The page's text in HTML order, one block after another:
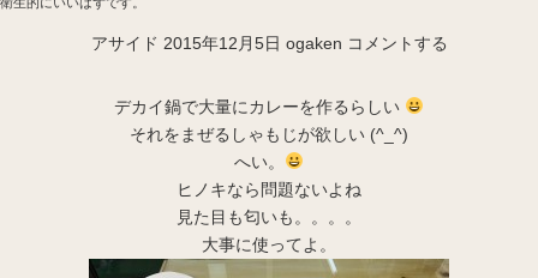
アサイド 2015年12月5日 ogaken コメントする
デカイ鍋で大量にカレーを作るらしい
それをまぜるしゃもじが欲しい (^_^)
へい。
ヒノキなら問題ないよね
見た目も匂いも。。。。
大事に使ってよ。